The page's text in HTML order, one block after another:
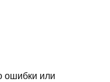
ошибки или